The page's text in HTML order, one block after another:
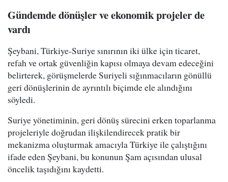
Gündemde dönüşler ve ekonomik projeler de
vardı
Şeybani, Türkiye-Suriye sınırının iki ülke için ticaret,
refah ve ortak güvenliğin kapısı olmaya devam edeceğini
belirterek, görüşmelerde Suriyeli sığınmacıların gönüllü
geri dönüşlerinin de ayrıntılı biçimde ele alındığını
söyledi.
Suriye yönetiminin, geri dönüş sürecini erken toparlanma
projeleriyle doğrudan ilişkilendirecek pratik bir
mekanizma oluşturmak amacıyla Türkiye ile çalıştığını
ifade eden Şeybani, bu konunun Şam açısından ulusal
öncelik taşıdığını kaydetti.